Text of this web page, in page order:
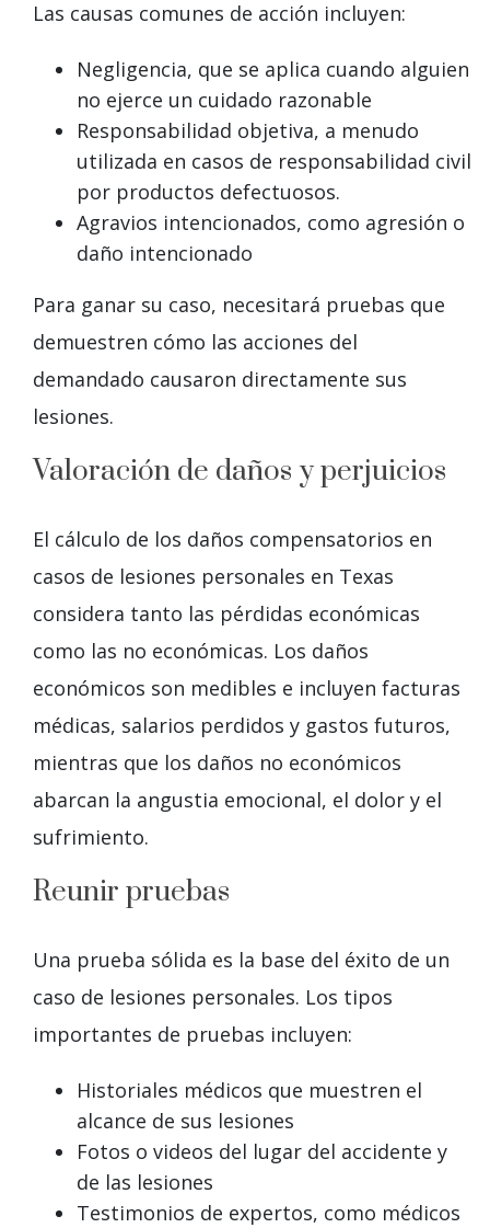
Las causas comunes de acción incluyen:
Negligencia, que se aplica cuando alguien
no ejerce un cuidado razonable
Responsabilidad objetiva, a menudo
utilizada en casos de responsabilidad civil
por productos defectuosos.
Agravios intencionados, como agresión o
daño intencionado
Para ganar su caso, necesitará pruebas que
demuestren cómo las acciones del
demandado causaron directamente sus
lesiones.
Valoración de daños y perjuicios
El cálculo de los daños compensatorios en
casos de lesiones personales en Texas
considera tanto las pérdidas económicas
como las no económicas. Los daños
económicos son medibles e incluyen facturas
médicas, salarios perdidos y gastos futuros,
mientras que los daños no económicos
abarcan la angustia emocional, el dolor y el
sufrimiento.
Reunir pruebas
Una prueba sólida es la base del éxito de un
caso de lesiones personales. Los tipos
importantes de pruebas incluyen:
Historiales médicos que muestren el
alcance de sus lesiones
Fotos o videos del lugar del accidente y
de las lesiones
Testimonios de expertos, como médicos